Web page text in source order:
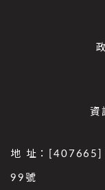
資
地 址：[407665]
99號